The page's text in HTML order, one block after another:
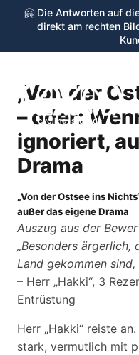
🤗 Die Antworten auf
direkt am rechten
cycling-stop.de
„Von der
– oder:
ignoriert,
Drama
„Von der Ostsee ins
außer das eigene Drama
Auszug aus der
„Besonders
Land gekommen
– Herr „Hakki“, 3
Entrüstung
Herr „Hakki“ reiste
stark, vermutlich mit